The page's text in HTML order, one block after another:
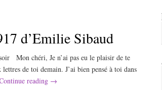
d’Emilie Sibaud
Mon chéri, Je n’ai pas eu le plaisir de te
de toi demain. J’ai bien pensé à toi dans
reading →